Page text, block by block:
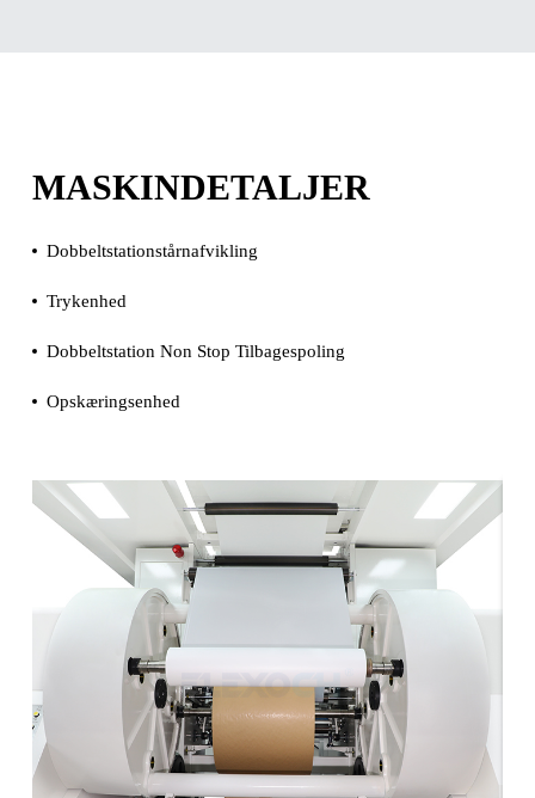
MASKINDETALJER
Dobbeltstationstårnafvikling
Trykenhed
Dobbeltstation Non Stop Tilbagespoling
Opskæringsenhed